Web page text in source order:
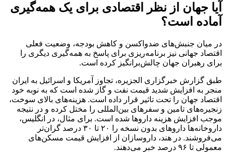
آیا جهان از نظر اقتصادی برای یک همه‌گیری
آماده است؟
در میان جنبش‌های ضدواکسن و کاهش بودجه، وضعیت فعلی
اقتصاد جهانی نیز برنامه‌ریزی برای پاسخ به همه‌گیری دیگری را
برای رهبران جهان چالش‌برانگیز کرده است.
طبق گزارش خبرگزاری الجزیره، تجاوز آمریکا و اسرائیل به ایران
منجر به افزایش شدید قیمت نفت و گاز شده است که به نوبه خود
اقتصاد جهان را تحت تاثیر قرار داده است. هزینه‌های بالای سوخت،
زنجیره‌های تامین و سفرهای بین‌المللی را مختل کرده و در نتیجه
موجب افزایش هزینه داروها شده است. برای مثال، در انگلیس،
داروخانه‌ها داروهای بدون نسخه را ۲۰ تا ۳۰ درصد گران‌تر
می‌فروشند. در هند، داروسازان از افزایش قیمت مسکن‌های
معمولی تا ۹۶ درصد خبر می‌دهند.